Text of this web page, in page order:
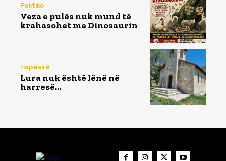
Politikë
Veza e pulës nuk mund të
krahasohet me Dinosaurin
Hapësirë
Lura nuk është lënë në
harresë…